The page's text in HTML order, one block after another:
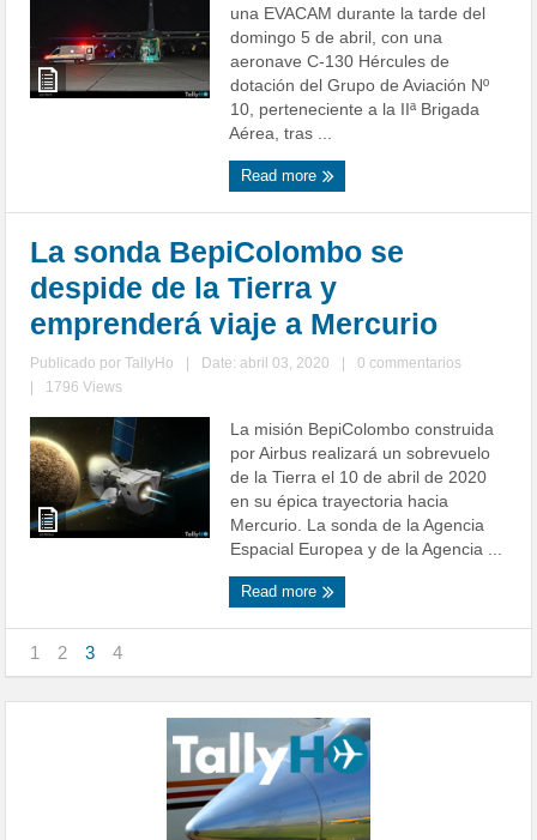
una EVACAM durante la tarde del
domingo 5 de abril, con una
aeronave C-130 Hércules de
dotación del Grupo de Aviación Nº
10, perteneciente a la IIª Brigada
Aérea, tras ...
Read more
La sonda BepiColombo se
despide de la Tierra y
emprenderá viaje a Mercurio
Publicado porTallyHo Date: abril 03, 2020
0 commentarios
1796 Views
La misión BepiColombo construida
por Airbus realizará un sobrevuelo
de la Tierra el 10 de abril de 2020
en su épica trayectoria hacia
Mercurio. La sonda de la Agencia
Espacial Europea y de la Agencia ...
Read more
1 2 3 4